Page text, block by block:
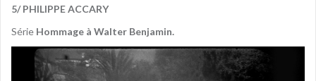
5/ PHILIPPE ACCARY
Série Hommage à Walter Benjamin.